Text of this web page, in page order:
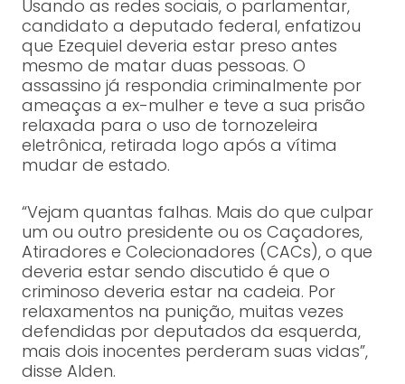
Usando as redes sociais, o parlamentar,
candidato a deputado federal, enfatizou
que Ezequiel deveria estar preso antes
mesmo de matar duas pessoas. O
assassino já respondia criminalmente por
ameaças a ex-mulher e teve a sua prisão
relaxada para o uso de tornozeleira
eletrônica, retirada logo após a vítima
mudar de estado.
“Vejam quantas falhas. Mais do que culpar
um ou outro presidente ou os Caçadores,
Atiradores e Colecionadores (CACs), o que
deveria estar sendo discutido é que o
criminoso deveria estar na cadeia. Por
relaxamentos na punição, muitas vezes
defendidas por deputados da esquerda,
mais dois inocentes perderam suas vidas”,
disse Alden.